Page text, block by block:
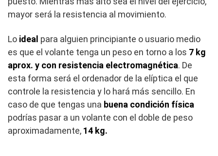
mayor será la resistencia al movimiento.
Lo ideal para alguien principiante o usuario medio
es que el volante tenga un peso en torno a los 7 kg
aprox. y con resistencia electromagnética. De
esta forma será el ordenador de la elíptica el que
controle la resistencia y lo hará más sencillo. En
caso de que tengas una buena condición física
podrías pasar a un volante con el doble de peso
aproximadamente, 14 kg.